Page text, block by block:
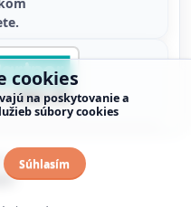
garlist.sk
cookies
na poskytovanie a
súbory cookies
Súhlasím